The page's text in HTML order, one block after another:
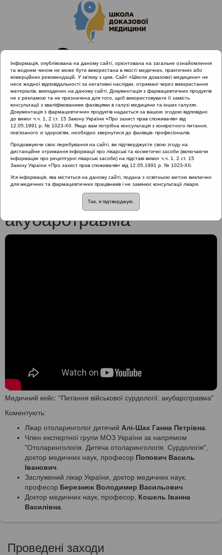
Головна
Проведені заходи
SHDM.SCHOOL | Запальні і незапальні захворювання ЛОР-
органів
Питання військової сурдології: акубаротравма
Питання військової
сурдології:
акубаротравма
Медичний кейс: "Питання військової сурдології: акубаротравма"
Коментують:
Лікар отоларинголог дитячий Алі-Шах Ганна Петрівна
Член експертної групи МОЗ України за напрямом
"Отоларингологія. Дитяча отоларингологія. Сурдологія",
доктор медичних наук, професор Попович Василь
Іванович
Заслужений лікар України, доктор медичних наук,
професор Березнюк Володимир Васильович
Доктор медичних наук, професор, Кошель Іванна
Василівна
Проведені заходи
Інформація, опублікована на даному сайті, орієнтована на загальне ознайомлення
та жодним чином не може бути використана в якості медичних, практичних або
комерційних рекомендацій. У зв’язку з цим, Сайт «Школи доказової медицини» не
несе жодної відповідальності за негативні наслідки, отримані через використання
матеріалів, викладених на даному сайті. Документація з фармацевтичних продуктів
не є рекламою та не призначена для того, щоб використовувати її замість
консультації з кваліфікованими фахівцями в галузі медицини та інших галузях.
Документація з фармацевтичних продуктів надається за вашою згодою відповідно
до вимог ч.ч. 1, 2 ст. 15 Закону України «Про захист прав споживачів» від
12.05.1991 р. № 1023-XII. Якщо вам потрібна консультація з конкретного питання,
пов’язаного зі здоров’ям, необхідно звернутися до фахівців- професіоналів.
Продовжуючи своє перебування на сайті, ви підтверджуєте свою згоду на
дистанційне отримання інформації про лікарські та косметичні засоби (включаючи
інформацію про рецептурні лікарські засоби) на підставі вимог ч.ч. 1, 2 ст. 15
Закону України «Про захист прав споживачів» від 12.05.1991 р. № 1023-XII.
Уся інформація, яка міститься на даному сайті, подана з освітньою метою виключно
для медичних та фармацевтичних працівників і не замінює консультації лікаря.
Так, я підтверджую.